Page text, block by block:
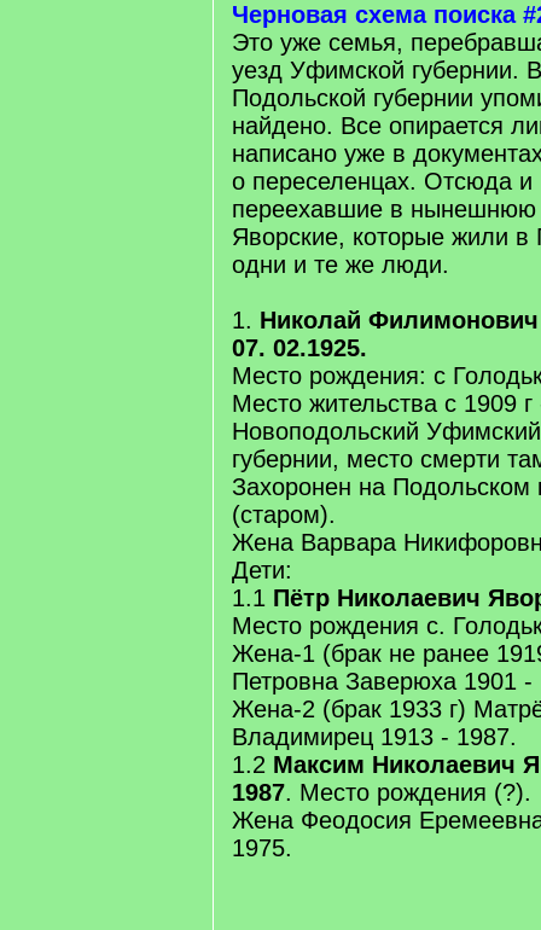
Черновая схема поиска
Это уже семья,
уезд Уфимской губернии.
Подольской губернии
найдено. Все опирается
написано уже в
о переселенцах. Отсюда и
переехавшие в
Яворские, которые жили в
одни и те же люди.
1. Николай Филимонович
07. 02.1925.
Место рождения: с
Место жительства с 1909 г
Новоподольский
губернии, место смерти
Захоронен на Подольском
(старом).
Жена Варвара
Дети:
1.1 Пётр Николаевич
Место рождения с.
Жена-1 (брак не ранее
Петровна Заверюха 1901 -
Жена-2 (брак 1933 г)
Владимирец 1913 - 1987.
1.2 Максим Николаевич
1987. Место рождения (?).
Жена Феодосия
1975.